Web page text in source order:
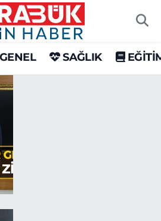
SAĞLIK
Haritası
ve Fikstür